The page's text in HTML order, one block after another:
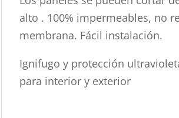
alto . 100% impermeables, no
membrana. Fácil instalación.
Ignifugo y protección
para interior y exterior